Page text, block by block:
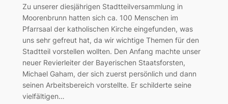
Zu unserer diesjährigen Stadtteilversammlung in
Moorenbrunn hatten sich ca. 100 Menschen im
Pfarrsaal der katholischen Kirche eingefunden, was
uns sehr gefreut hat, da wir wichtige Themen für den
Stadtteil vorstellen wollten. Den Anfang machte unser
neuer Revierleiter der Bayerischen Staatsforsten,
Michael Gaham, der sich zuerst persönlich und dann
seinen Arbeitsbereich vorstellte. Er schilderte seine
vielfältigen…